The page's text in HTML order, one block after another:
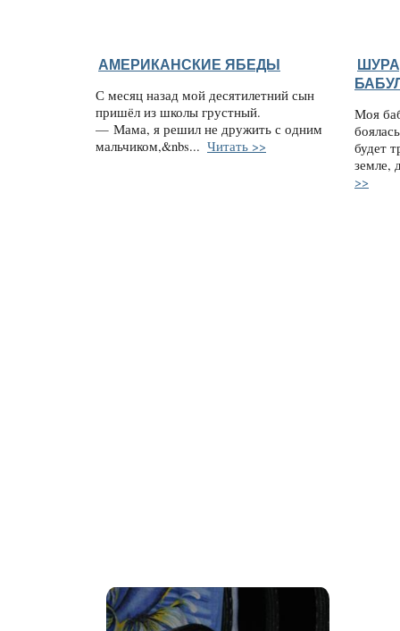
АМЕРИКАНСКИЕ ЯБЕДЫ
С месяц назад мой десятилетний сын
пришёл из школы грустный.
— Мама, я решил не дружить с одним
мальчиком,&nbs... Читать >>
Моя
будет
земле,
>>